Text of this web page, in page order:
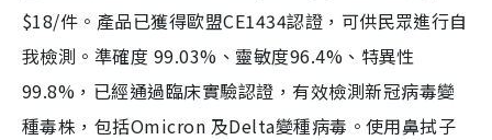
$18/件。產品已獲得歐盟CE1434認證，可供民眾進行自
我檢測。準確度 99.03%、靈敏度96.4%、特異性
99.8%，已經通過臨床實驗認證，有效檢測新冠病毒變
種毒株，包括Omicron 及Delta變種病毒。使用鼻拭子